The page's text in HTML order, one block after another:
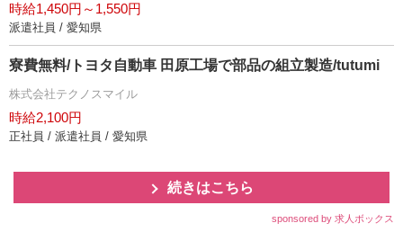
時給1,450円～1,550円
派遣社員 / 愛知県
寮費無料/トヨタ自動車 田原工場で部品の組立製造/tutumi
株式会社テクノスマイル
時給2,100円
正社員 / 派遣社員 / 愛知県
続きはこちら
sponsored by 求人ボックス